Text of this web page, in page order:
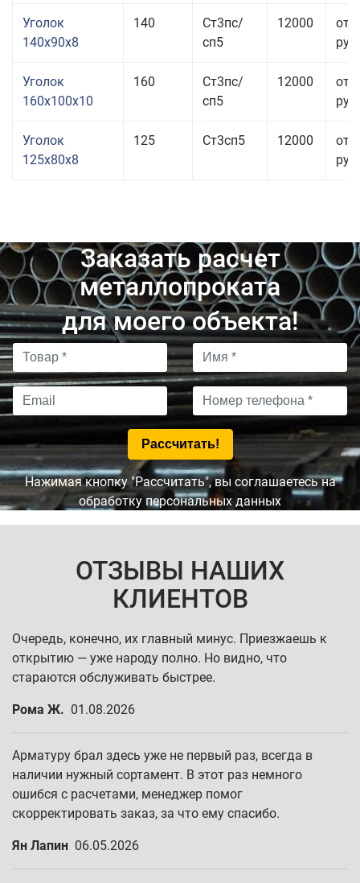
Уголок
140x90x8
140
Ст3пс/
сп5
12000
от
руб.
Уголок
160x100x10
160
Ст3пс/
сп5
12000
от
руб.
Уголок
125x80x8
125 Ст3сп5 12000
от
руб.
Заказать расчет
металлопроката
для моего объекта!
Нажимая кнопку "Рассчитать", вы соглашаетесь на
обработку персональных данных
ОТЗЫВЫ НАШИХ
КЛИЕНТОВ
Очередь, конечно, их главный минус. Приезжаешь к
открытию — уже народу полно. Но видно, что
стараются обслуживать быстрее.
Рома Ж. 01.08.2026
Арматуру брал здесь уже не первый раз, всегда в
наличии нужный сортамент. В этот раз немного
ошибся с расчетами, менеджер помог
скорректировать заказ, за что ему спасибо.
Ян Лапин 06.05.2026